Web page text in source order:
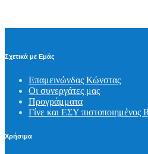
Σχετικά με Εμάς
Επαμεινώνδας Κώνστας
Οι συνεργάτες μας
Προγράμματα
Γίνε και ΕΣΥ πιστοποιημένος
Χρήσιμα